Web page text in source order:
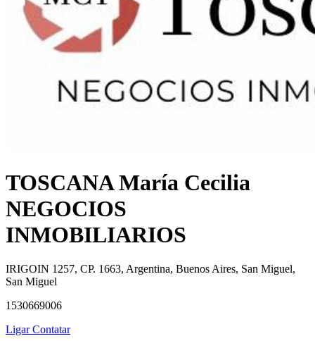
TOSCANA María Cecilia
NEGOCIOS
INMOBILIARIOS
IRIGOIN 1257, CP. 1663, Argentina, Buenos Aires, San Miguel,
San Miguel
1530669006
LigarContatar